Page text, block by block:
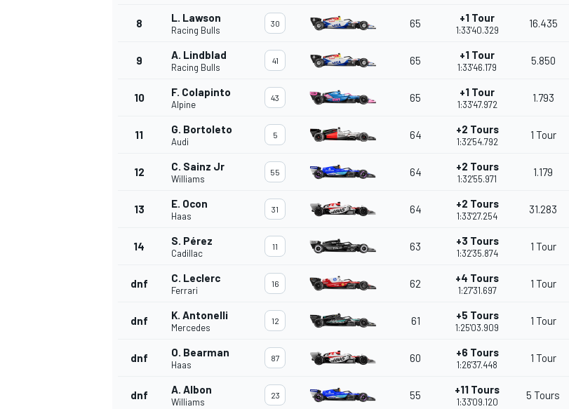
8 L. Lawson
Racing Bulls
30 65 +1 Tour
1:33'40.329
16.435
9 A. Lindblad
Racing Bulls
41 65 +1 Tour
1:33'46.179
5.850
10 F. Colapinto
Alpine
43 65 +1 Tour
1:33'47.972
1.793
11 G. Bortoleto
Audi
5 64 +2 Tours
1:32'54.792
1 Tour
12 C. Sainz Jr
Williams
55 64 +2 Tours
1:32'55.971
1.179
13 E. Ocon
Haas
31 64 +2 Tours
1:33'27.254
31.283
14 S. Pérez
Cadillac
11 63 +3 Tours
1:32'35.874
1 Tour
dnf C. Leclerc
Ferrari
16 62 +4 Tours
1:27'31.697
1 Tour
dnf K. Antonelli
Mercedes
12 61 +5 Tours
1:25'03.909
1 Tour
dnf O. Bearman
Haas
87 60 +6 Tours
1:26'37.448
1 Tour
dnf A. Albon
Williams
23 55 +11 Tours
1:33'09.120
5 Tours